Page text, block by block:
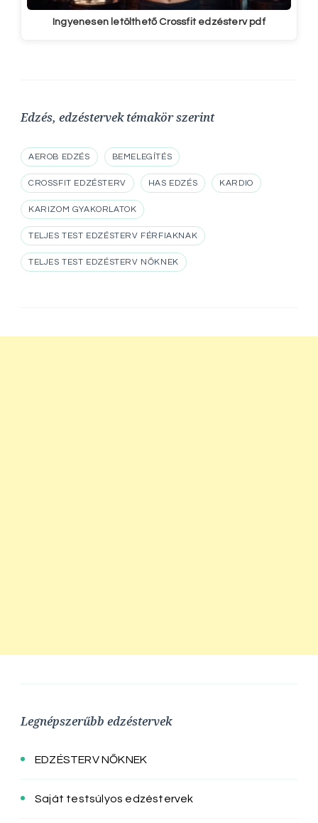
Ingyenesen letölthető Crossfit edzésterv pdf
Edzés, edzéstervek témakör szerint
AEROB EDZÉS BEMELEGÍTÉS
CROSSFIT EDZÉSTERV HAS EDZÉS KARDIO
KARIZOM GYAKORLATOK
TELJES TEST EDZÉSTERV FÉRFIAKNAK
TELJES TEST EDZÉSTERV NŐKNEK
Legnépszerűbb edzéstervek
EDZÉSTERV NŐKNEK
Saját testsúlyos edzéstervek